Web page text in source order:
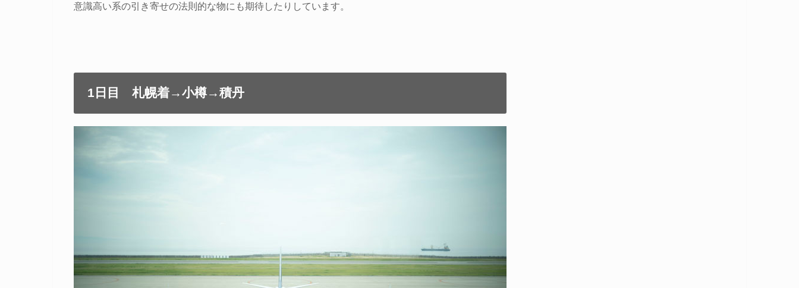
意識高い系の引き寄せの法則的な物にも期待したりしています。
1日目 札幌着→小樽→積丹